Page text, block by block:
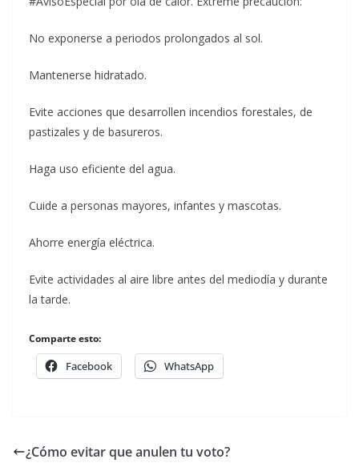
No exponerse a periodos prolongados al sol.
Mantenerse hidratado.
Evite acciones que desarrollen incendios forestales, de
pastizales y de basureros.
Haga uso eficiente del agua.
Cuide a personas mayores, infantes y mascotas.
Ahorre energía eléctrica.
Evite actividades al aire libre antes del mediodía y durante
la tarde.
Comparte esto:
Facebook WhatsApp
¿Cómo evitar que anulen tu voto?